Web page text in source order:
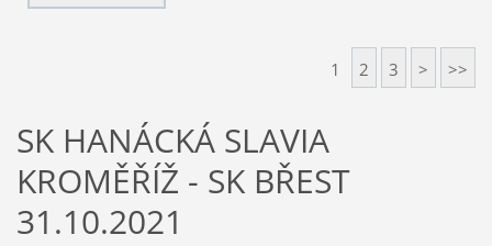
1 2 3 > >>
SK HANÁCKÁ SLAVIA
KROMĚŘÍŽ - SK BŘEST
31.10.2021